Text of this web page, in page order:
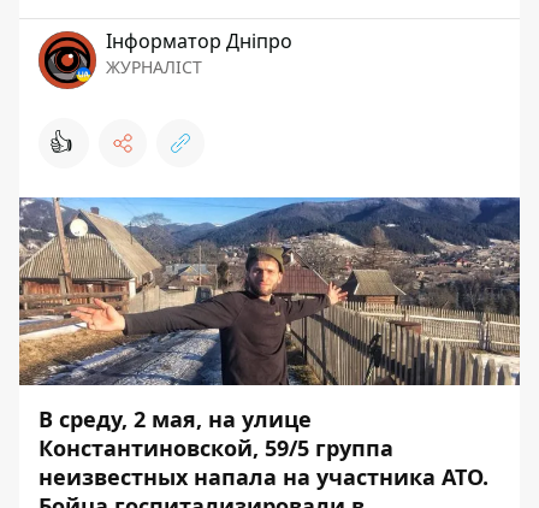
Інформатор Дніпро
ЖУРНАЛІСТ
👍
В среду, 2 мая, на улице
Константиновской, 59/5 группа
неизвестных напала на участника АТО.